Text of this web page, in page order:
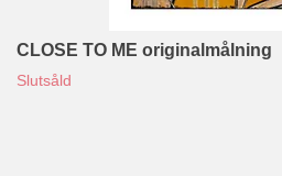
CLOSE TO ME originalmålning
Slutsåld